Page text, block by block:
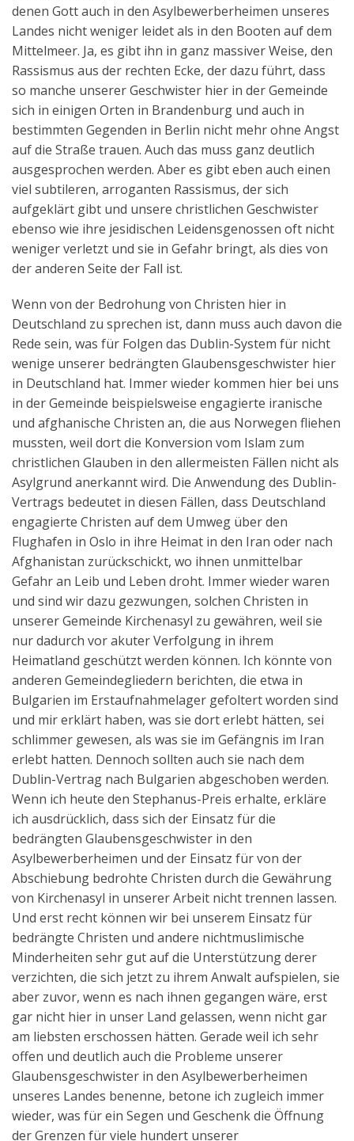
denen Gott auch in den Asylbewerberheimen unseres
Landes nicht weniger leidet als in den Booten auf dem
Mittelmeer. Ja, es gibt ihn in ganz massiver Weise, den
Rassismus aus der rechten Ecke, der dazu führt, dass
so manche unserer Geschwister hier in der Gemeinde
sich in einigen Orten in Brandenburg und auch in
bestimmten Gegenden in Berlin nicht mehr ohne Angst
auf die Straße trauen. Auch das muss ganz deutlich
ausgesprochen werden. Aber es gibt eben auch einen
viel subtileren, arroganten Rassismus, der sich
aufgeklärt gibt und unsere christlichen Geschwister
ebenso wie ihre jesidischen Leidensgenossen oft nicht
weniger verletzt und sie in Gefahr bringt, als dies von
der anderen Seite der Fall ist.
Wenn von der Bedrohung von Christen hier in
Deutschland zu sprechen ist, dann muss auch davon die
Rede sein, was für Folgen das Dublin-System für nicht
wenige unserer bedrängten Glaubensgeschwister hier
in Deutschland hat. Immer wieder kommen hier bei uns
in der Gemeinde beispielsweise engagierte iranische
und afghanische Christen an, die aus Norwegen fliehen
mussten, weil dort die Konversion vom Islam zum
christlichen Glauben in den allermeisten Fällen nicht als
Asylgrund anerkannt wird. Die Anwendung des Dublin-
Vertrags bedeutet in diesen Fällen, dass Deutschland
engagierte Christen auf dem Umweg über den
Flughafen in Oslo in ihre Heimat in den Iran oder nach
Afghanistan zurückschickt, wo ihnen unmittelbar
Gefahr an Leib und Leben droht. Immer wieder waren
und sind wir dazu gezwungen, solchen Christen in
unserer Gemeinde Kirchenasyl zu gewähren, weil sie
nur dadurch vor akuter Verfolgung in ihrem
Heimatland geschützt werden können. Ich könnte von
anderen Gemeindegliedern berichten, die etwa in
Bulgarien im Erstaufnahmelager gefoltert worden sind
und mir erklärt haben, was sie dort erlebt hätten, sei
schlimmer gewesen, als was sie im Gefängnis im Iran
erlebt hatten. Dennoch sollten auch sie nach dem
Dublin-Vertrag nach Bulgarien abgeschoben werden.
Wenn ich heute den Stephanus-Preis erhalte, erkläre
ich ausdrücklich, dass sich der Einsatz für die
bedrängten Glaubensgeschwister in den
Asylbewerberheimen und der Einsatz für von der
Abschiebung bedrohte Christen durch die Gewährung
von Kirchenasyl in unserer Arbeit nicht trennen lassen.
Und erst recht können wir bei unserem Einsatz für
bedrängte Christen und andere nichtmuslimische
Minderheiten sehr gut auf die Unterstützung derer
verzichten, die sich jetzt zu ihrem Anwalt aufspielen, sie
aber zuvor, wenn es nach ihnen gegangen wäre, erst
gar nicht hier in unser Land gelassen, wenn nicht gar
am liebsten erschossen hätten. Gerade weil ich sehr
offen und deutlich auch die Probleme unserer
Glaubensgeschwister in den Asylbewerberheimen
unseres Landes benenne, betone ich zugleich immer
wieder, was für ein Segen und Geschenk die Öffnung
der Grenzen für viele hundert unserer